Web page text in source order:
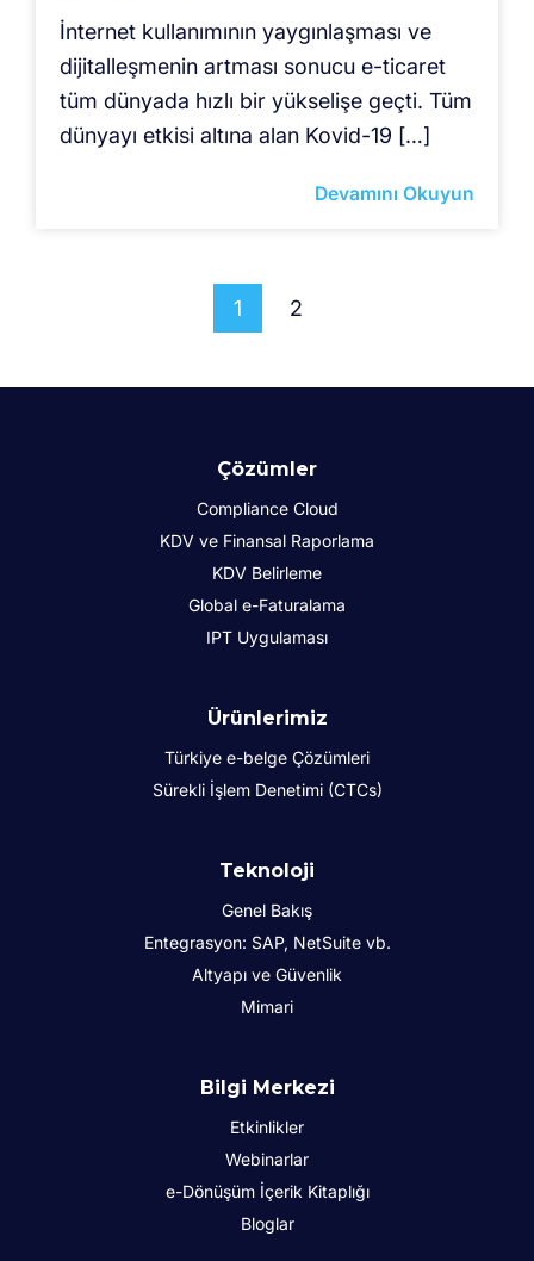
İnternet kullanımının yaygınlaşması ve
dijitalleşmenin artması sonucu e-ticaret
tüm dünyada hızlı bir yükselişe geçti. Tüm
dünyayı etkisi altına alan Kovid-19 […]
Devamını Okuyun
1 2
Çözümler
Compliance Cloud
KDV ve Finansal Raporlama
KDV Belirleme
Global e-Faturalama
IPT Uygulaması
Ürünlerimiz
Türkiye e-belge Çözümleri
Sürekli İşlem Denetimi (CTCs)
Teknoloji
Genel Bakış
Entegrasyon: SAP, NetSuite vb.
Altyapı ve Güvenlik
Mimari
Bilgi Merkezi
Etkinlikler
Webinarlar
e-Dönüşüm İçerik Kitaplığı
Bloglar